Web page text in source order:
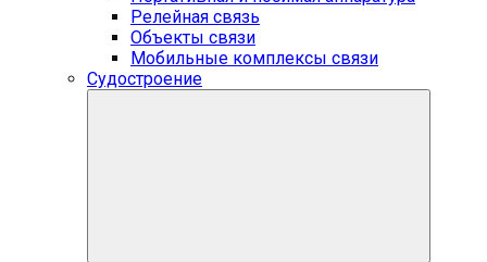
Релейная связь
Объекты связи
Мобильные комплексы связи
Судостроение